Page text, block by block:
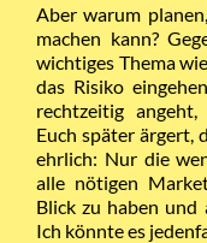
Aber warum
machen kann?
wichtiges Thema
das Risiko
rechtzeitig
Euch später ärgert,
ehrlich: Nur die
alle nötigen
Blick zu haben und
Ich könnte es